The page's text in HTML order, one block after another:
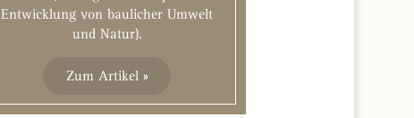
Entwicklung von baulicher Umwelt
und Natur).
Zum Artikel »